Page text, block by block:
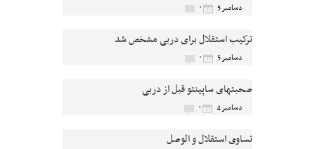
دسامبر 5 ۰
ترکیب استقلال برای دربی مشخص شد
دسامبر 5 ۰
صحبتهای ساپینتو قبل از دربی
دسامبر 4 ۰
تساوی استقلال و الوصل